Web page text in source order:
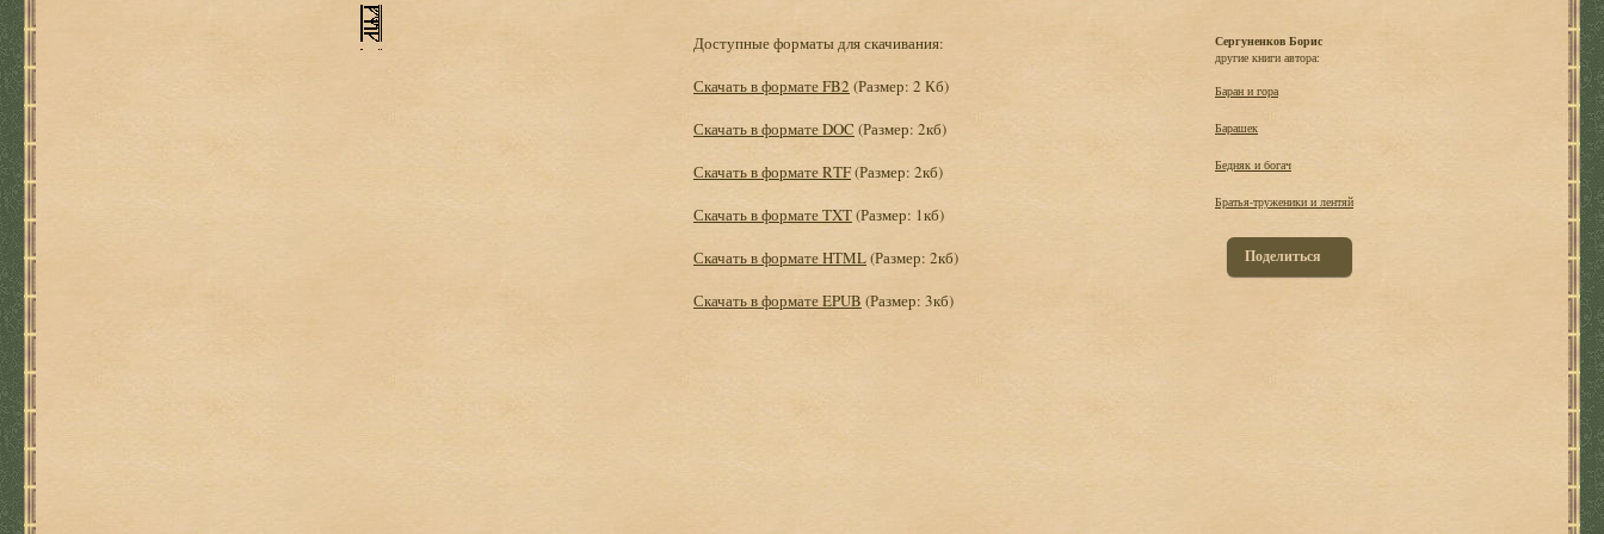
Доступные форматы для скачивания:
Скачать в формате FB2 (Размер: 2 Кб)
Скачать в формате DOC (Размер: 2кб)
Скачать в формате RTF(Размер: 2кб)
Скачать в формате TXT(Размер: 1кб)
Скачать в формате HTML(Размер: 2кб)
Скачать в формате EPUB (Размер: 3кб)
Сергуненков Борис
другие книги автора:
Баран и гора
Барашек
Бедняк и богач
Братья-труженики и лентяй
Поделиться